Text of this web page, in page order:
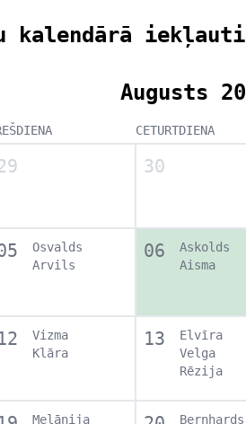
kalendārā
Augusts
CETURTDIENA
30
Osvalds
Arvils
06
Askolds
Aisma
Vizma
Klāra
13
Elvīra
Velga
Rēzija
Melānija Bernhards